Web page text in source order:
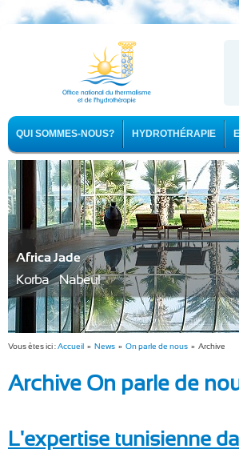
QUI SOMMES-NOUS? HYDROTHÉRAPIE
Africa Jade
Korba - Nabeul
Vous êtes ici :Accueil » News » On parle de nous » Archive
Archive On parle de
L'expertise tunisienne